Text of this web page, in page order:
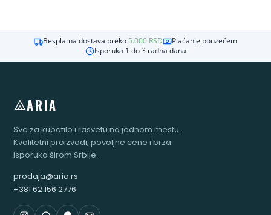
Besplatna dostava preko 5.000 RSD
Plaćanje pouzećem
Isporuka 1 do 3 radna dana
ARIA
Sve za kupatilo i rasvetu na jednom mestu.
Kvalitetni proizvodi, povoljne cene i brza
isporuka širom Srbije.
prodaja@aria.rs
+381 62 156 2776